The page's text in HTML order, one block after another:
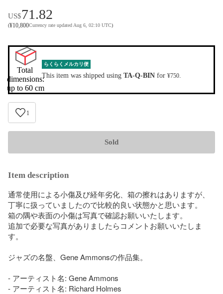
US$71.82
(¥10,800Currency rate updated Aug 6, 02:10 UTC)
Total
dimensions:
up to 60 cm
らくらくメルカリ便
This item was shipped using TA-Q-BIN for ¥750.
1
Sold
Item description
通常使用による小傷及び経年劣化、箱の擦れはありますが、
丁寧に扱っていましたので比較的良い状態かと思います。
箱の隅や表面の小傷は写真で確認お願いいたします。
追加で必要な写真がありましたらコメントお願いいたしま
す。
ジャズの名盤、Gene Ammonsの作品集。
- アーティスト名: Gene Ammons
- アーティスト名: Richard Holmes